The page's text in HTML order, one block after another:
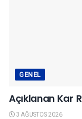
GENEL
Açıklanan Kar
3 AĞUSTOS 2026